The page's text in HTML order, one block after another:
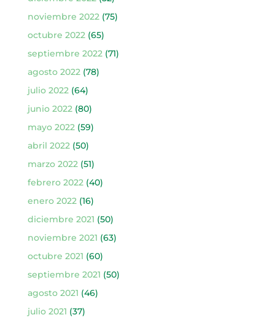
noviembre 2022 (75)
octubre 2022 (65)
septiembre 2022 (71)
agosto 2022 (78)
julio 2022 (64)
junio 2022 (80)
mayo 2022 (59)
abril 2022 (50)
marzo 2022 (51)
febrero 2022 (40)
enero 2022 (16)
diciembre 2021 (50)
noviembre 2021 (63)
octubre 2021 (60)
septiembre 2021 (50)
agosto 2021 (46)
julio 2021 (37)